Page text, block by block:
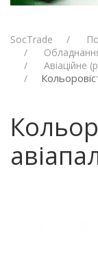
SocTrade
Авіаційне